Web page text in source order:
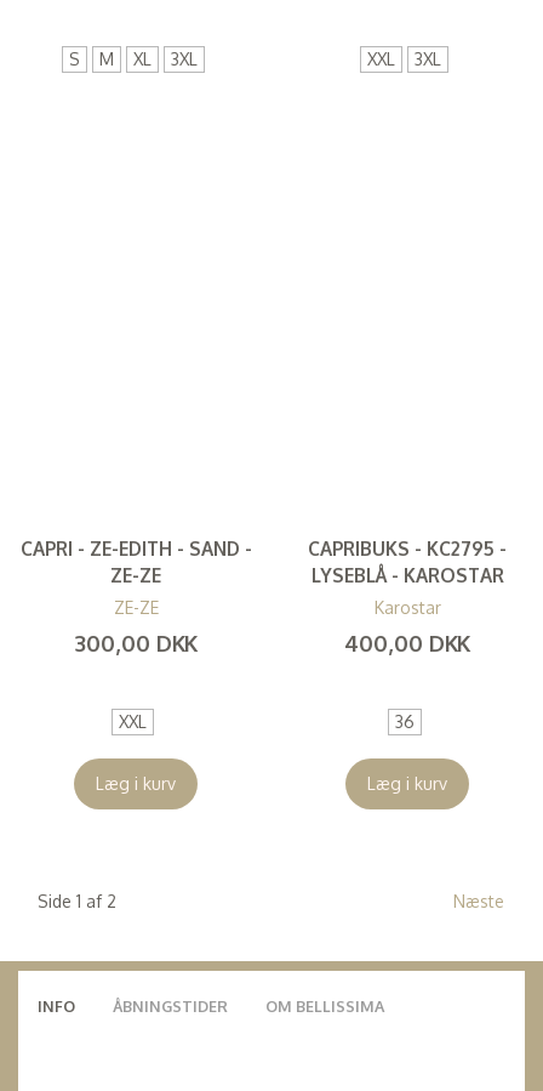
S M XL 3XL XXL 3XL
CAPRI - ZE-EDITH - SAND -
ZE-ZE
ZE-ZE
300,00 DKK
XXL
Læg i kurv
CAPRIBUKS - KC2795 -
LYSEBLÅ - KAROSTAR
Karostar
400,00 DKK
36
Læg i kurv
Side 1 af 2 Næste
INFO ÅBNINGSTIDER OM BELLISSIMA